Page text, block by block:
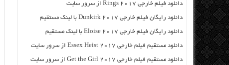
دانلود فیلم خارجی Rings 2017 از سرور سایت
دانلود رایگان فیلم خارجی Dunkirk 2017 با لینک مستقیم
دانلود رایگان فیلم خارجی Eloise 2017 با لینک مستقیم
دانلود مستقیم فیلم خارجی Essex Heist 2017 از سرور سایت
دانلود مستقیم فیلم خارجی Get the Girl 2017 از سرور سایت